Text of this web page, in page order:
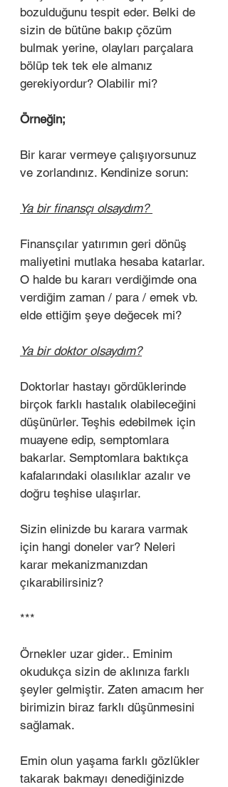
bozulduğunu tespit eder. Belki de
sizin de bütüne bakıp çözüm
bulmak yerine, olayları parçalara
bölüp tek tek ele almanız
gerekiyordur? Olabilir mi?
Örneğin;
Bir karar vermeye çalışıyorsunuz
ve zorlandınız. Kendinize sorun:
Ya bir finansçı olsaydım?
Finansçılar yatırımın geri dönüş
maliyetini mutlaka hesaba katarlar.
O halde bu kararı verdiğimde ona
verdiğim zaman / para / emek vb.
elde ettiğim şeye değecek mi?
Ya bir doktor olsaydım?
Doktorlar hastayı gördüklerinde
birçok farklı hastalık olabileceğini
düşünürler. Teşhis edebilmek için
muayene edip, semptomlara
bakarlar. Semptomlara baktıkça
kafalarındaki olasılıklar azalır ve
doğru teşhise ulaşırlar.
Sizin elinizde bu karara varmak
için hangi doneler var? Neleri
karar mekanizmanızdan
çıkarabilirsiniz?
***
Örnekler uzar gider.. Eminim
okudukça sizin de aklınıza farklı
şeyler gelmiştir. Zaten amacım her
birimizin biraz farklı düşünmesini
sağlamak.
Emin olun yaşama farklı gözlükler
takarak bakmayı denediğinizde